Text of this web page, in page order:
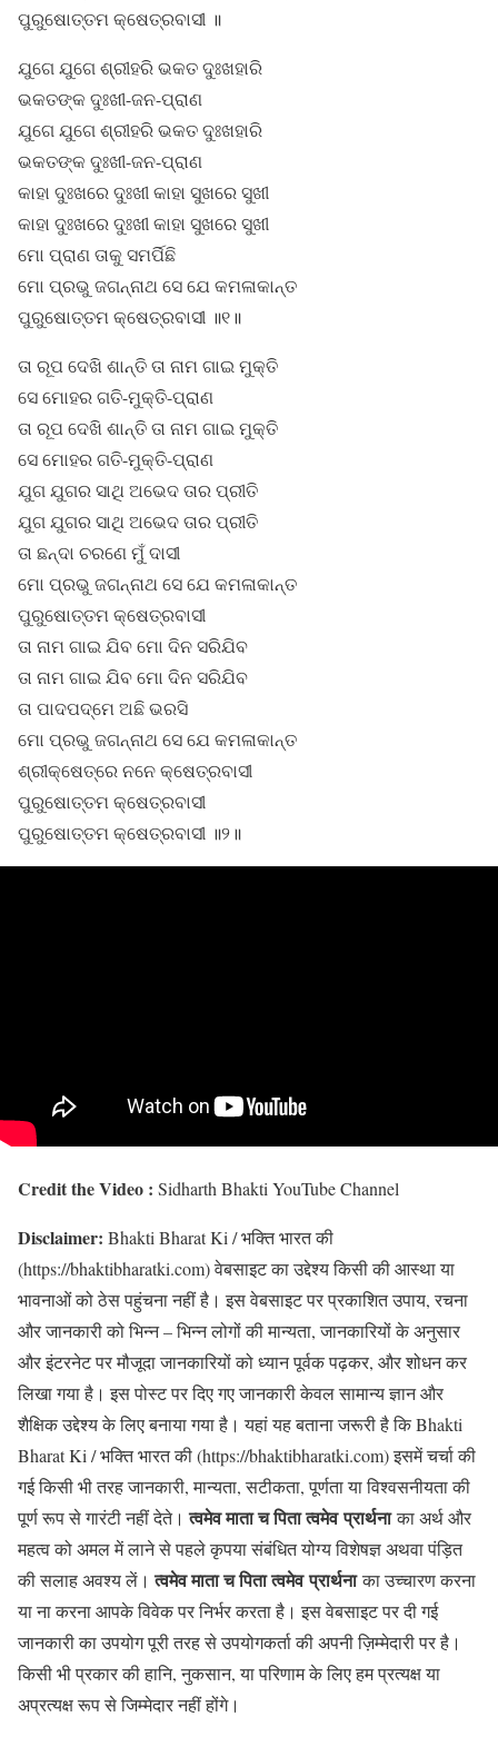
ପୁରୁଷୋତ୍ତମ କ୍ଷେତ୍ରବାସୀ ॥
ଯୁଗେ ଯୁଗେ ଶ୍ରୀହରି ଭକତ ଦୁଃଖହାରି
ଭକତଙ୍କ ଦୁଃଖୀ-ଜନ-ପ୍ରାଣ
ଯୁଗେ ଯୁଗେ ଶ୍ରୀହରି ଭକତ ଦୁଃଖହାରି
ଭକତଙ୍କ ଦୁଃଖୀ-ଜନ-ପ୍ରାଣ
କାହା ଦୁଃଖରେ ଦୁଃଖୀ କାହା ସୁଖରେ ସୁଖୀ
କାହା ଦୁଃଖରେ ଦୁଃଖୀ କାହା ସୁଖରେ ସୁଖୀ
ମୋ ପ୍ରାଣ ତାକୁ ସମର୍ପିଛି
ମୋ ପ୍ରଭୁ ଜଗନ୍ନାଥ ସେ ଯେ କମଳାକାନ୍ତ
ପୁରୁଷୋତ୍ତମ କ୍ଷେତ୍ରବାସୀ ॥୧॥
ତା ରୂପ ଦେଖି ଶାନ୍ତି ତା ନାମ ଗାଇ ମୁକ୍ତି
ସେ ମୋହର ଗତି-ମୁକ୍ତି-ପ୍ରାଣ
ତା ରୂପ ଦେଖି ଶାନ୍ତି ତା ନାମ ଗାଇ ମୁକ୍ତି
ସେ ମୋହର ଗତି-ମୁକ୍ତି-ପ୍ରାଣ
ଯୁଗ ଯୁଗର ସାଥି ଅଭେଦ ତାର ପ୍ରୀତି
ଯୁଗ ଯୁଗର ସାଥି ଅଭେଦ ତାର ପ୍ରୀତି
ତା ଛନ୍ଦା ଚରଣେ ମୁଁ ଦାସୀ
ମୋ ପ୍ରଭୁ ଜଗନ୍ନାଥ ସେ ଯେ କମଳାକାନ୍ତ
ପୁରୁଷୋତ୍ତମ କ୍ଷେତ୍ରବାସୀ
ତା ନାମ ଗାଇ ଯିବ ମୋ ଦିନ ସରିଯିବ
ତା ନାମ ଗାଇ ଯିବ ମୋ ଦିନ ସରିଯିବ
ତା ପାଦପଦ୍ମେ ଅଛି ଭରସି
ମୋ ପ୍ରଭୁ ଜଗନ୍ନାଥ ସେ ଯେ କମଳାକାନ୍ତ
ଶ୍ରୀକ୍ଷେତ୍ରେ ନନେ କ୍ଷେତ୍ରବାସୀ
ପୁରୁଷୋତ୍ତମ କ୍ଷେତ୍ରବାସୀ
ପୁରୁଷୋତ୍ତମ କ୍ଷେତ୍ରବାସୀ ॥୨॥
Credit the Video : Sidharth Bhakti YouTube Channel
Disclaimer: Bhakti Bharat Ki / भक्ति भारत की
(https://bhaktibharatki.com) वेबसाइट का उद्देश्य किसी की आस्था या
भावनाओं को ठेस पहुंचना नहीं है। इस वेबसाइट पर प्रकाशित उपाय, रचना
और जानकारी को भिन्न – भिन्न लोगों की मान्यता, जानकारियों के अनुसार
और इंटरनेट पर मौजूदा जानकारियों को ध्यान पूर्वक पढ़कर, और शोधन कर
लिखा गया है। इस पोस्ट पर दिए गए जानकारी केवल सामान्य ज्ञान और
शैक्षिक उद्देश्य के लिए बनाया गया है। यहां यह बताना जरूरी है कि Bhakti
Bharat Ki / भक्ति भारत की (https://bhaktibharatki.com) इसमें चर्चा की
गई किसी भी तरह जानकारी, मान्यता, सटीकता, पूर्णता या विश्वसनीयता की
पूर्ण रूप से गारंटी नहीं देते।त्वमेव माता च पिता त्वमेव प्रार्थना का अर्थ और
महत्व को अमल में लाने से पहले कृपया संबंधित योग्य विशेषज्ञ अथवा पंड़ित
की सलाह अवश्य लें।त्वमेव माता च पिता त्वमेव प्रार्थना का उच्चारण करना
या ना करना आपके विवेक पर निर्भर करता है। इस वेबसाइट पर दी गई
जानकारी का उपयोग पूरी तरह से उपयोगकर्ता की अपनी ज़िम्मेदारी पर है।
किसी भी प्रकार की हानि, नुकसान, या परिणाम के लिए हम प्रत्यक्ष या
अप्रत्यक्ष रूप से जिम्मेदार नहीं होंगे।